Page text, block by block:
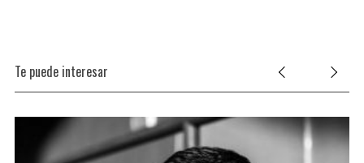
Te puede interesar